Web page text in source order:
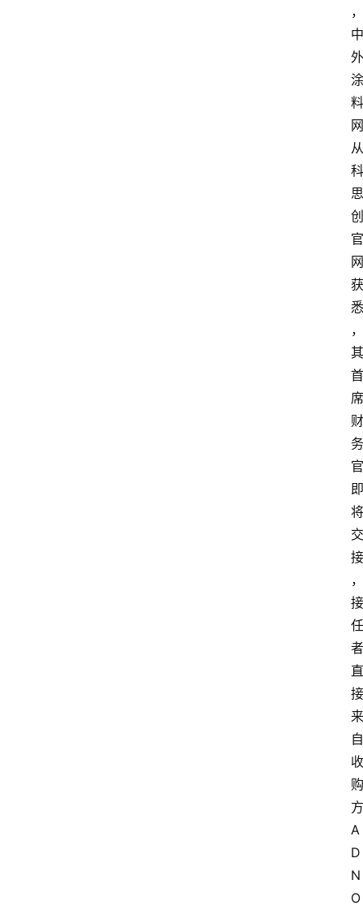
，
中
外
涂
料
网
从
科
思
创
官
网
获
悉
，
其
首
席
财
务
官
即
将
交
接
，
接
任
者
直
接
来
自
收
购
方
A
D
N
O